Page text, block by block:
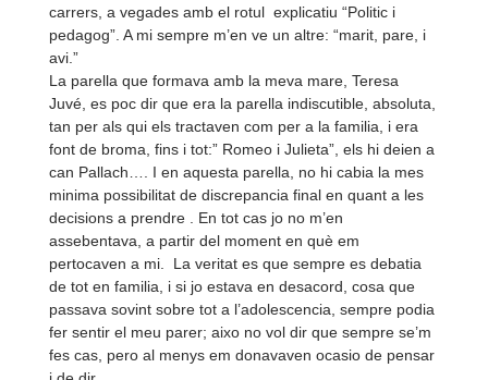
carrers, a vegades amb el rotul explicatiu “Politic i
pedagog”. A mi sempre m’en ve un altre: “marit, pare, i
avi.”
La parella que formava amb la meva mare, Teresa
Juvé, es poc dir que era la parella indiscutible, absoluta,
tan per als qui els tractaven com per a la familia, i era
font de broma, fins i tot:” Romeo i Julieta”, els hi deien a
can Pallach…. I en aquesta parella, no hi cabia la mes
minima possibilitat de discrepancia final en quant a les
decisions a prendre . En tot cas jo no m’en
assebentava, a partir del moment en què em
pertocaven a mi. La veritat es que sempre es debatia
de tot en familia, i si jo estava en desacord, cosa que
passava sovint sobre tot a l’adolescencia, sempre podia
fer sentir el meu parer; aixo no vol dir que sempre se’m
fes cas, pero al menys em donavaven ocasio de pensar